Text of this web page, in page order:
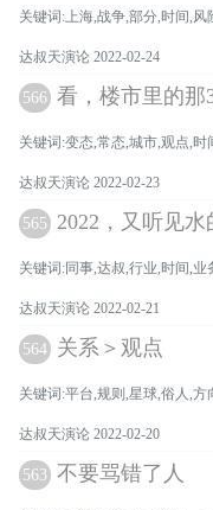
关键词:上海,战争,部分,时间,
达叔天演论 2022-02-24
566 看，楼市里的那
关键词:变态,常态,城市,观点,
达叔天演论 2022-02-23
565 2022，又听见水
关键词:同事,达叔,行业,时间,
达叔天演论 2022-02-21
564 关系＞观点
关键词:平台,规则,星球,俗人,
达叔天演论 2022-02-20
563 不要骂错了人